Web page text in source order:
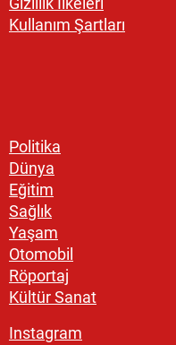
Kullanım Şartları
Politika
Dünya
Eğitim
Sağlık
Yaşam
Otomobil
Röportaj
Kültür Sanat
Instagram